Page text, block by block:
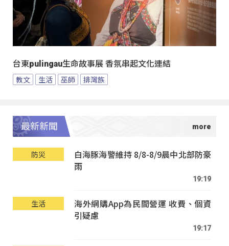
台東pulingau生命故事展 香氛串起文化連結
教文 生活 巫師 排灣族
最新新聞
防災
白海豚海警維持 8/8-8/9晨中北部防豪
雨
19:19
生活
海外網購App為民間營運 收費、個資
引疑慮
19:17